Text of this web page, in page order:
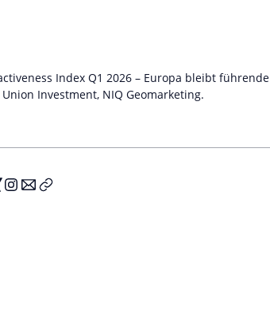
Index Q1 2026 – Europa bleibt führende
Investment, NIQ Geomarketing.